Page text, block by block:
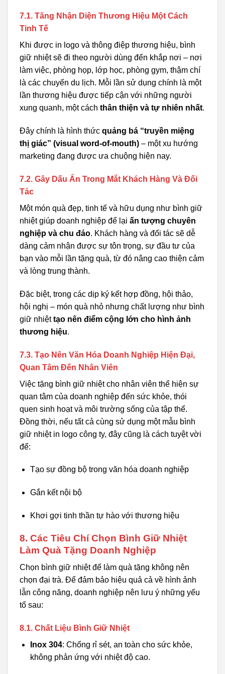
7.1. Tăng Nhận Diện Thương Hiệu Một Cách
Tinh Tế
Khi được in logo và thông điệp thương hiệu, bình
giữ nhiệt sẽ đi theo người dùng đến khắp nơi – nơi
làm việc, phòng họp, lớp học, phòng gym, thậm chí
là các chuyến du lịch. Mỗi lần sử dụng chính là một
lần thương hiệu được tiếp cận với những người
xung quanh, một cách thân thiện và tự nhiên nhất.
Đây chính là hình thức quảng bá “truyền miệng
thị giác” (visual word-of-mouth) – một xu hướng
marketing đang được ưa chuộng hiện nay.
7.2. Gây Dấu Ấn Trong Mắt Khách Hàng Và Đối
Tác
Một món quà đẹp, tinh tế và hữu dụng như bình giữ
nhiệt giúp doanh nghiệp để lại ấn tượng chuyên
nghiệp và chu đáo. Khách hàng và đối tác sẽ dễ
dàng cảm nhận được sự tôn trọng, sự đầu tư của
bạn vào mỗi lần tặng quà, từ đó nâng cao thiện cảm
và lòng trung thành.
Đặc biệt, trong các dịp ký kết hợp đồng, hội thảo,
hội nghị – món quà nhỏ nhưng chất lượng như bình
giữ nhiệttạo nên điểm cộng lớn cho hình ảnh
thương hiệu.
7.3. Tạo Nên Văn Hóa Doanh Nghiệp Hiện Đại,
Quan Tâm Đến Nhân Viên
Việc tặng bình giữ nhiệt cho nhân viên thể hiện sự
quan tâm của doanh nghiệp đến sức khỏe, thói
quen sinh hoạt và môi trường sống của tập thể.
Đồng thời, nếu tất cả cùng sử dụng một mẫu bình
giữ nhiệt in logo công ty, đây cũng là cách tuyệt vời
để:
Tạo sự đồng bộ trong văn hóa doanh nghiệp
Gắn kết nội bộ
Khơi gợi tinh thần tự hào với thương hiệu
8. Các Tiêu Chí Chọn Bình Giữ Nhiệt
Làm Quà Tặng Doanh Nghiệp
Chọn bình giữ nhiệt để làm quà tặng không nên
chọn đại trà. Để đảm bảo hiệu quả cả về hình ảnh
lẫn công năng, doanh nghiệp nên lưu ý những yếu
tố sau:
8.1. Chất Liệu Bình Giữ Nhiệt
Inox 304: Chống rỉ sét, an toàn cho sức khỏe,
không phản ứng với nhiệt độ cao.